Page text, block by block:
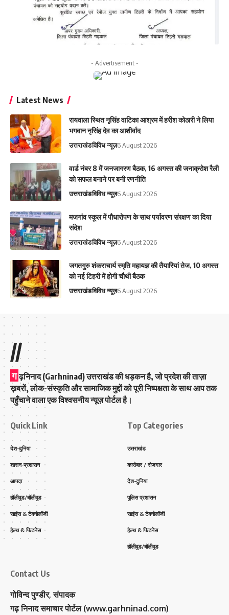
- Advertisement -
Latest News
रायवाला स्थित नृसिंह वाटिका आश्रम में हरीश कोठारी ने लिया
भगवान नृसिंह देव का आशीर्वाद
उत्तराखंडविविध न्यूज़6 August 2026
वार्ड नंबर 8 में जनजागरण बैठक, 16 अगस्त की जनाक्रोश रैली
को सफल बनाने पर बनी रणनीति
उत्तराखंडविविध न्यूज़6 August 2026
मजगांव स्कूल में पौधारोपण के साथ पर्यावरण संरक्षण का दिया
संदेश
उत्तराखंडविविध न्यूज़6 August 2026
जगतगुरु शंकराचार्य स्मृति महायज्ञ की तैयारियां तेज, 10 अगस्त
को नई टिहरी में होगी चौथी बैठक
उत्तराखंडविविध न्यूज़6 August 2026
//
ग ढ़निनाद (Garhninad) उत्तराखंड की धड़कन है, जो प्रदेश की ताज़ा
ख़बरों, लोक-संस्कृति और सामाजिक मुद्दों को पूरी निष्पक्षता के साथ आप तक
पहुँचाने वाला एक विश्वसनीय न्यूज़ पोर्टल है।
Quick Link
देश-दुनिया
शासन-प्रशासन
आपदा
हॉलीवुड/बॉलीवुड
साइंस & टेक्नोलॉजी
हेल्थ & फिटनेस
Top Categories
उत्तराखंड
कारोबार / रोजगार
देश-दुनिया
पुलिस प्रशासन
साइंस & टेक्नोलॉजी
हेल्थ & फिटनेस
हॉलीवुड/बॉलीवुड
Contact Us
गोविन्द पुण्डीर, संपादक
गढ़ निनाद समाचार पोर्टल (www.garhninad.com)